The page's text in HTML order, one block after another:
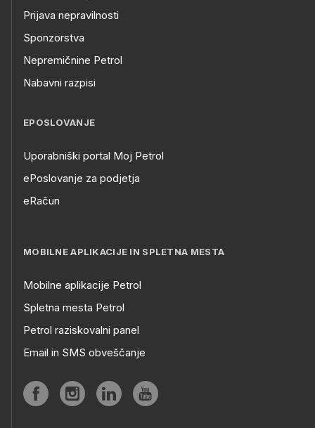
Prijava nepravilnosti
Sponzorstva
Nepremičnine Petrol
Nabavni razpisi
EPOSLOVANJE
Uporabniški portal Moj Petrol
ePoslovanje za podjetja
eRačun
MOBILNE APLIKACIJE IN SPLETNA MESTA
Mobilne aplikacije Petrol
Spletna mesta Petrol
Petrol raziskovalni panel
Email in SMS obveščanje